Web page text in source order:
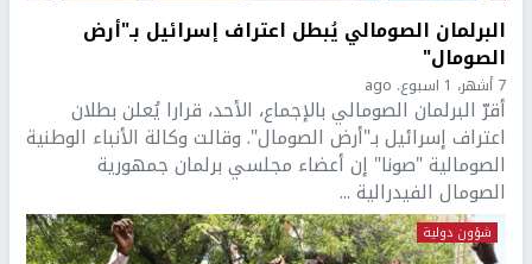
البرلمان الصومالي يُبطل اعتراف إسرائيل بـ"أرض
الصومال"
7 أشهر، 1 اسبوع. ago
أقرّ البرلمان الصومالي بالإجماع، الأحد، قرارا يُعلن بطلان
اعتراف إسرائيل بـ"أرض الصومال". وقالت وكالة الأنباء الوطنية
الصومالية "صونا" إن أعضاء مجلسي برلمان جمهورية
الصومال الفيدرالية ...
شؤون دولية